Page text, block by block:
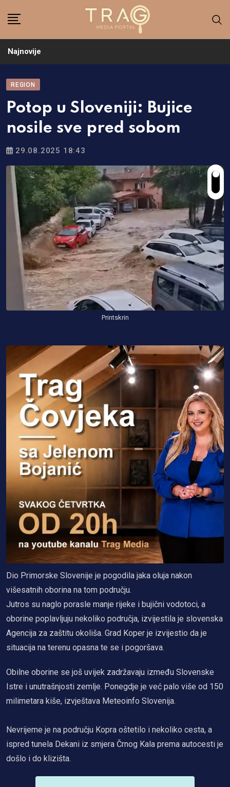
Najnovije
REGION
Potop u Sloveniji: Bujice
nosile sve pred sobom
29.08.2025 18:43
Printskrin
Dio Primorske Slovenije je pogodila jaka oluja nakon
višesatnih oborina na tom području.
Jutros su naglo porasle manje rijeke i bujični vodotoci, a
oborine poplavljuju nekoliko područja, izvijestila je slovenska
Agencija za zaštitu okoliša. Grad Koper je izvijestio da je
situacija na terenu opasna te se i pogoršava.
Obilne oborine se još uvijek zadržavaju između Slovenske
Istre i unutrašnjosti zemlje. Ponegdje je već palo više od 150
milimetara kiše, izvještava Meteoinfo Slovenija.
Nevrijeme je na području Kopra oštetilo i nekoliko cesta, a
ispred tunela Dekani iz smjera Črnog Kala prema autocesti je
došlo i do klizišta.